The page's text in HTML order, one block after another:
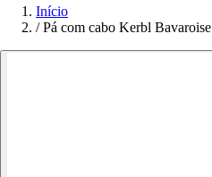
Início
/ Pá com cabo Kerbl Bavaroise